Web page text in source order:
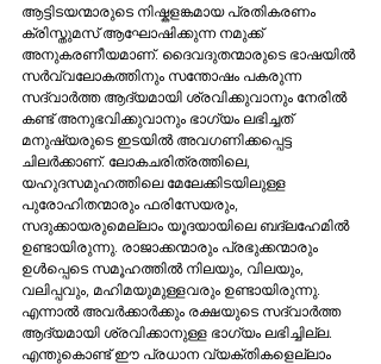
ആട്ടിടയന്മാരുടെ നിഷ്കളങ്കമായ പ്രതികരണം
ക്രിസ്തുമസ്‌ ആഘോഷിക്കുന്ന നമുക്ക്‌
അനുകരണീയമാണ്‌. ദൈവദുതന്മാരുടെ ഭാഷയില്‍
സര്‍വ്വലോകത്തിനും സന്തോഷം പകരുന്ന
സദ്വാര്‍ത്ത ആദ്യമായി ശ്രവിക്കുവാനും നേരില്‍
കണ്ട്‌ അനുഭവിക്കുവാനും ഭാഗ്യം ലഭിച്ചത്‌
മനുഷ്യരുടെ ഇടയില്‍ അവഗണിക്കപ്പെട്ട
ചിലര്‍ക്കാണ്‌. ലോകചരിത്രത്തിലെ,
യഹുദസമുഹത്തിലെ മേലേക്കിടയിലുള്ള
പുരോഹിതന്മാരും ഫരിസേയരും,
സദുക്കായരുമെല്ലാം യൂദയായിലെ ബദ്ലഹേമില്‍
ഉണ്ടായിരുന്നു. രാജാക്കന്മാരും പ്രഭുക്കന്മാരും
ഉള്‍പ്പെടെ സമൂഹത്തില്‍ നിലയും, വിലയും,
വലിപ്പവും, മഹിമയുമുള്ളവരും ഉണ്ടായിരുന്നു.
എന്നാല്‍ അവര്‍ക്കാര്‍ക്കും രക്ഷയുടെ സദ്വാര്‍ത്ത
ആദ്യമായി ശ്രവിക്കാനുള്ള ഭാഗ്യം ലഭിച്ചില്ല.
എന്തുകൊണ്ട്‌ ഈ പ്രധാന വ്യക്തികളെല്ലാം